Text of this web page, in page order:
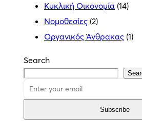
Κυκλική Οικονομία (14)
Νομοθεσίες (2)
Οργανικός Άνθρακας (1)
Search
Subscribe